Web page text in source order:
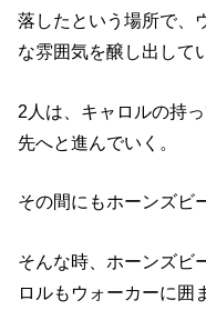
落したという場所で、
な雰囲気を醸し出して
2人は、キャロルの持
先へと進んでいく。
その間にもホーンズビ
そんな時、ホーンズビ
ロルもウォーカーに囲